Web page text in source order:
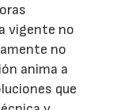
vigente no
no
anima a
que